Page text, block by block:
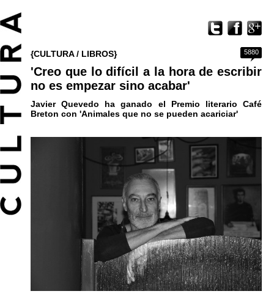
5880
{CULTURA / LIBROS}
'Creo que lo difícil a la hora de escribir
no es empezar sino acabar'
Javier Quevedo ha ganado el Premio literario Café
Breton con 'Animales que no se pueden acariciar'